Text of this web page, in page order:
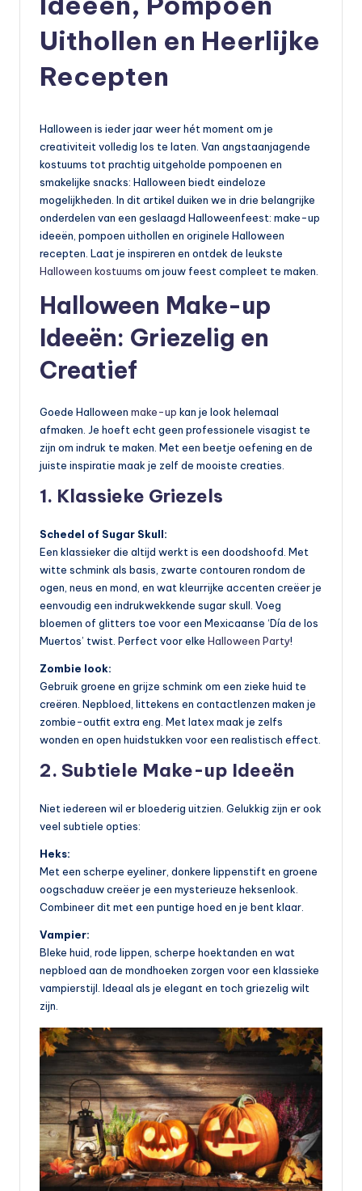
Uithollen en Heerlijke
Recepten
Halloween is ieder jaar weer hét moment om je
creativiteit volledig los te laten. Van angstaanjagende
kostuums tot prachtig uitgeholde pompoenen en
smakelijke snacks: Halloween biedt eindeloze
mogelijkheden. In dit artikel duiken we in drie belangrijke
onderdelen van een geslaagd Halloweenfeest: make-up
ideeën, pompoen uithollen en originele Halloween
recepten. Laat je inspireren en ontdek de leukste
Halloween kostuums om jouw feest compleet te maken.
Halloween Make-up
Ideeën: Griezelig en
Creatief
Goede Halloween make-up kan je look helemaal
afmaken. Je hoeft echt geen professionele visagist te
zijn om indruk te maken. Met een beetje oefening en de
juiste inspiratie maak je zelf de mooiste creaties.
1. Klassieke Griezels
Schedel of Sugar Skull:
Een klassieker die altijd werkt is een doodshoofd. Met
witte schmink als basis, zwarte contouren rondom de
ogen, neus en mond, en wat kleurrijke accenten creëer je
eenvoudig een indrukwekkende sugar skull. Voeg
bloemen of glitters toe voor een Mexicaanse ‘Día de los
Muertos’ twist. Perfect voor elke Halloween Party!
Zombie look:
Gebruik groene en grijze schmink om een zieke huid te
creëren. Nepbloed, littekens en contactlenzen maken je
zombie-outfit extra eng. Met latex maak je zelfs
wonden en open huidstukken voor een realistisch effect.
2. Subtiele Make-up Ideeën
Niet iedereen wil er bloederig uitzien. Gelukkig zijn er ook
veel subtiele opties:
Heks:
Met een scherpe eyeliner, donkere lippenstift en groene
oogschaduw creëer je een mysterieuze heksenlook.
Combineer dit met een puntige hoed en je bent klaar.
Vampier:
Bleke huid, rode lippen, scherpe hoektanden en wat
nepbloed aan de mondhoeken zorgen voor een klassieke
vampierstijl. Ideaal als je elegant en toch griezelig wilt
zijn.